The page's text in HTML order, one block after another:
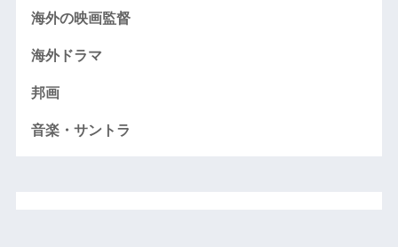
海外の映画監督
海外ドラマ
邦画
音楽・サントラ